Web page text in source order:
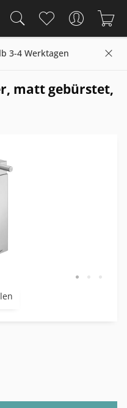
3-4 Werktagen
matt gebürstet,